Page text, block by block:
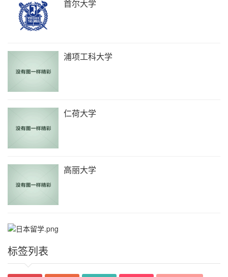
首尔大学
浦项工科大学
仁荷大学
高丽大学
标签列表